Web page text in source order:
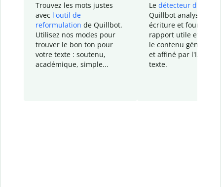
Trouvez les mots justes
avec l'outil de
reformulation de Quillbot.
Utilisez nos modes pour
trouver le bon ton pour
votre texte : soutenu,
académique, simple...
Le détecteur d'IA
Quillbot analyse votre
écriture et fournit un
rapport utile et
le contenu généré
et affiné par l'IA
texte.